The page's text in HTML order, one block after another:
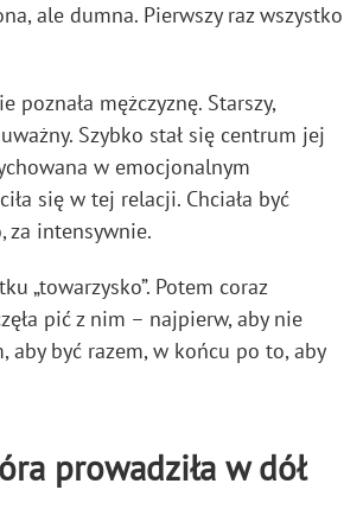
ale dumna. Pierwszy raz wszystko
poznała mężczyznę. Starszy,
Szybko stał się centrum jej
w emocjonalnym
się w tej relacji. Chciała być
za intensywnie.
„towarzysko”. Potem coraz
pić z nim – najpierw, aby nie
aby być razem, w końcu po to, aby
prowadziła w dół